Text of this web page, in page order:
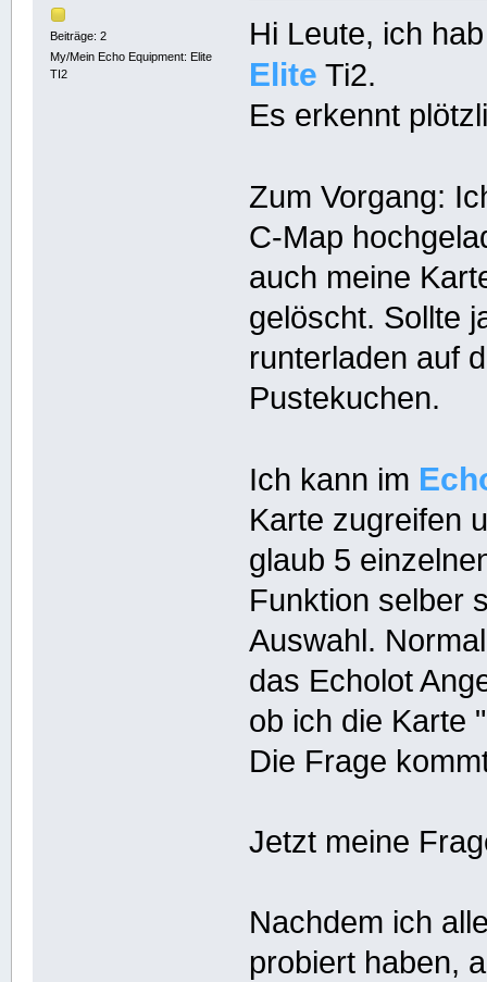
Beiträge: 2
My/Mein Echo Equipment: Elite
TI2
Hi Leute, ich
Elite Ti2.
Es erkennt
Zum Vorgang:
C-Map
auch meine
gelöscht. Sollte
runterladen auf
Pustekuchen.
Ich kann im
Karte zugreifen
glaub 5
Funktion selber
Auswahl.
das Echolot
ob ich die Karte
Die Frage
Jetzt meine
Nachdem ich
probiert haben,